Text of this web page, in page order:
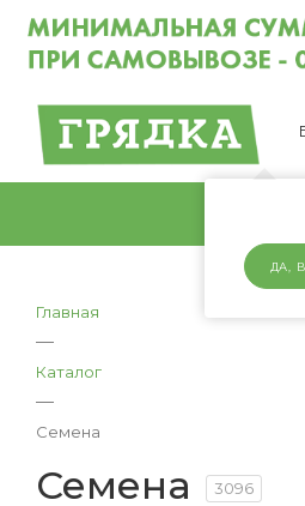
ДА,
Главная
—
Каталог
—
Семена
Семена 3096